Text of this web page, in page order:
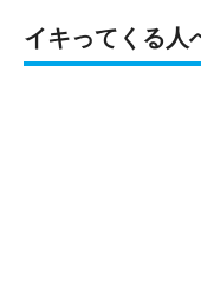
イキってくる人